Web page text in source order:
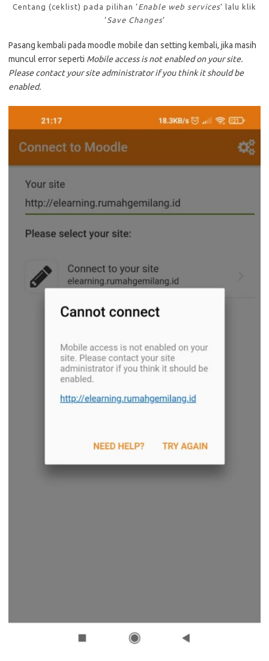
Centang (ceklist) pada pilihan ‘Enable web services‘ lalu klik
‘Save Changes‘
Pasang kembali pada moodle mobile dan setting kembali, jika masih
muncul error seperti Mobile access is not enabled on your site.
Please contact your site administrator if you think it should be
enabled.